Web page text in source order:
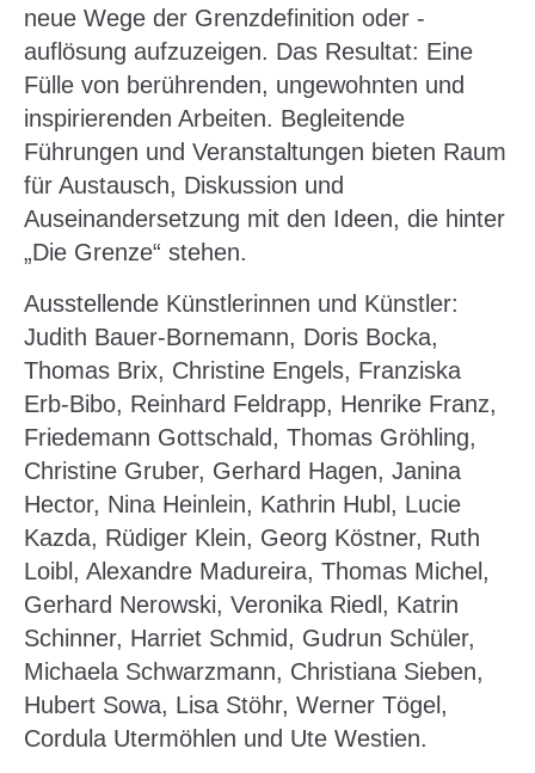
neue Wege der Grenzdefinition oder -
auflösung aufzuzeigen. Das Resultat: Eine
Fülle von berührenden, ungewohnten und
inspirierenden Arbeiten. Begleitende
Führungen und Veranstaltungen bieten Raum
für Austausch, Diskussion und
Auseinandersetzung mit den Ideen, die hinter
„Die Grenze“ stehen.
Ausstellende Künstlerinnen und Künstler:
Judith Bauer-Bornemann, Doris Bocka,
Thomas Brix, Christine Engels, Franziska
Erb-Bibo, Reinhard Feldrapp, Henrike Franz,
Friedemann Gottschald, Thomas Gröhling,
Christine Gruber, Gerhard Hagen, Janina
Hector, Nina Heinlein, Kathrin Hubl, Lucie
Kazda, Rüdiger Klein, Georg Köstner, Ruth
Loibl, Alexandre Madureira, Thomas Michel,
Gerhard Nerowski, Veronika Riedl, Katrin
Schinner, Harriet Schmid, Gudrun Schüler,
Michaela Schwarzmann, Christiana Sieben,
Hubert Sowa, Lisa Stöhr, Werner Tögel,
Cordula Utermöhlen und Ute Westien.